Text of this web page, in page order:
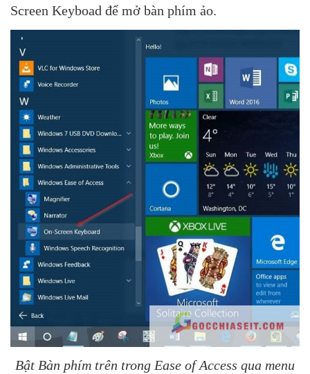
Screen Keyboad để mở bàn phím ảo.
Bật Bàn phím trên trong Ease of Access qua menu